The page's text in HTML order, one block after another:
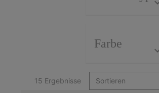
Farbe
15 Ergebnisse Sortieren